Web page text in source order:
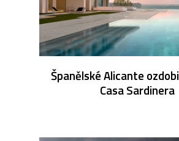
Španělské Alicante
Casa Sardinera